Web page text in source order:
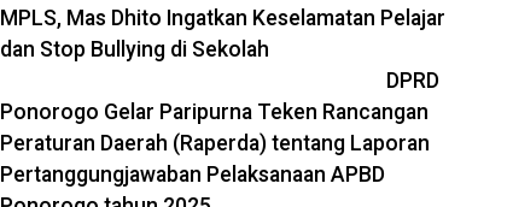
MPLS, Mas Dhito Ingatkan Keselamatan Pelajar
dan Stop Bullying di Sekolah
DPRD
Ponorogo Gelar Paripurna Teken Rancangan
Peraturan Daerah (Raperda) tentang Laporan
Pertanggungjawaban Pelaksanaan APBD